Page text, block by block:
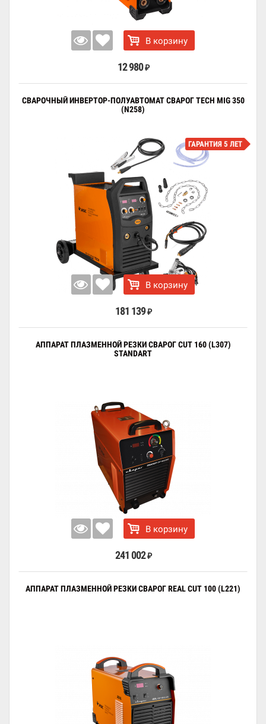
В корзину
12 980 ₽
СВАРОЧНЫЙ ИНВЕРТОР-ПОЛУАВТОМАТ СВАРОГ TECH MIG 350
(N258)
ГАРАНТИЯ 5 ЛЕТ
В корзину
181 139 ₽
АППАРАТ ПЛАЗМЕННОЙ РЕЗКИ СВАРОГ CUT 160 (L307)
STANDART
В корзину
241 002 ₽
АППАРАТ ПЛАЗМЕННОЙ РЕЗКИ СВАРОГ REAL CUT 100 (L221)